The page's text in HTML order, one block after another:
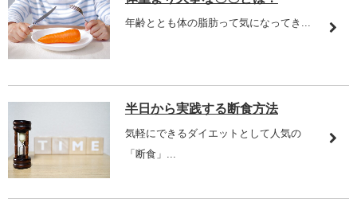
年齢ととも体の脂肪って気になってき...
半日から実践する断食方法
気軽にできるダイエットとして人気の
「断食」...